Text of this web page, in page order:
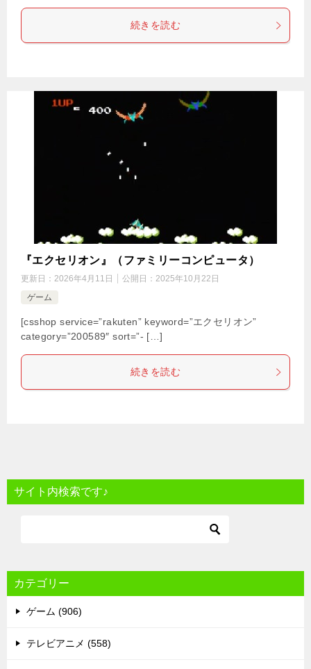
続きを読む
『エクセリオン』（ファミリーコンピュータ）
更新日： 2026年4月11日 公開日： 2025年10月22日
ゲーム
[csshop service=”rakuten” keyword=”エクセリオン”
category=”200589″ sort=”- […]
続きを読む
サイト内検索です♪
カテゴリー
ゲーム (906)
テレビアニメ (558)